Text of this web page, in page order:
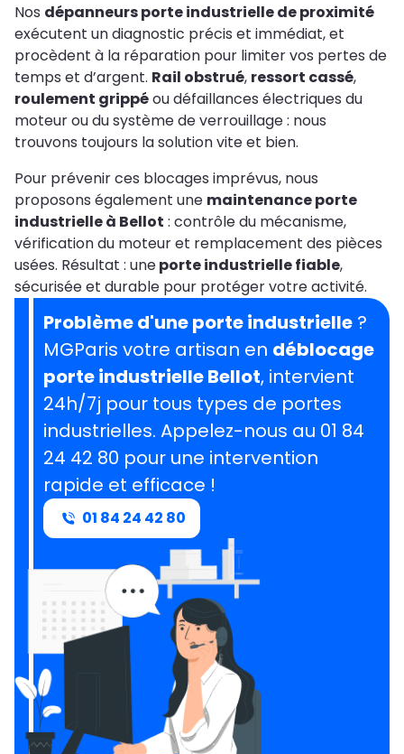
Nos dépanneurs porte industrielle de proximité
exécutent un diagnostic précis et immédiat, et
procèdent à la réparation pour limiter vos pertes de
temps et d’argent. Rail obstrué, ressort cassé,
roulement grippéou défaillances électriques du
moteur ou du système de verrouillage : nous
trouvons toujours la solution vite et bien.
Pour prévenir ces blocages imprévus, nous
proposons également une maintenance porte
industrielle à Bellot : contrôle du mécanisme,
vérification du moteur et remplacement des pièces
usées. Résultat : uneporte industrielle fiable,
sécurisée et durable pour protéger votre activité.
Problème d'une porte industrielle ?
MGParis votre artisan en déblocage
porte industrielle Bellot, intervient
24h/7j pour tous types de portes
industrielles. Appelez-nous au 01 84
24 42 80 pour une intervention
rapide et efficace !
01 84 24 42 80